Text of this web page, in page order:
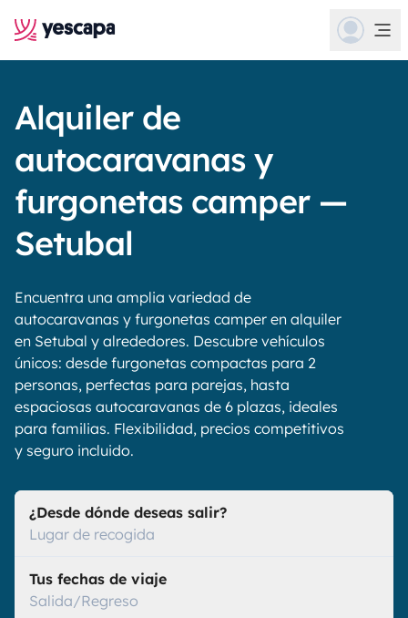
Alquiler de
autocaravanas y
furgonetas camper —
Setubal
Encuentra una amplia variedad de
autocaravanas y furgonetas camper en alquiler
en Setubal y alrededores. Descubre vehículos
únicos: desde furgonetas compactas para 2
personas, perfectas para parejas, hasta
espaciosas autocaravanas de 6 plazas, ideales
para familias. Flexibilidad, precios competitivos
y seguro incluido.
¿Desde dónde deseas salir?
Lugar de recogida
Tus fechas de viaje
Salida/Regreso